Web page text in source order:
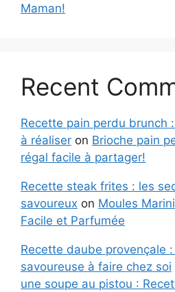
Maman!
Recent
Recette pain perdu brunch
à réaliser on Brioche pain
régal facile à partager!
Recette steak frites : les
savoureux on Moules
Facile et Parfumée
Recette daube provençale
savoureuse à faire chez soi
une soupe au pistou :